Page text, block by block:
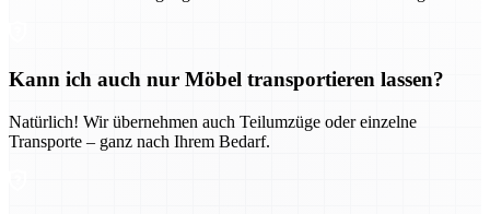
Kann ich auch nur Möbel transportieren lassen?
Natürlich! Wir übernehmen auch Teilumzüge oder einzelne
Transporte – ganz nach Ihrem Bedarf.